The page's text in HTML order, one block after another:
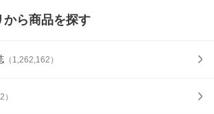
から商品を探す
（ 1,262,162 ）
）